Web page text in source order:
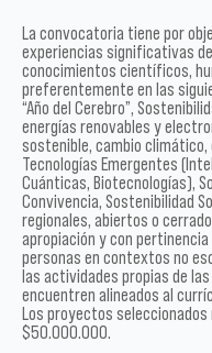
La convocatoria tiene por
experiencias significativas
conocimientos científicos,
preferentemente en las
“Año del Cerebro”,
energías renovables y
sostenible, cambio
Tecnologías Emergentes
Cuánticas, Biotecnologías),
Convivencia, Sostenibilidad
regionales, abiertos o
apropiación y con
personas en contextos no
las actividades propias de
encuentren alineados al
Los proyectos
$50.000.000.